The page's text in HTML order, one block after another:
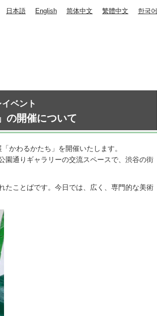
日本語 English 简体中文 繁體中文 한국어
ベント
の開催について
かわるかたち」を開催いたします。
園通りギャラリーの交流スペースで、渋谷の街
たことばです。今日では、広く、専門的な美術